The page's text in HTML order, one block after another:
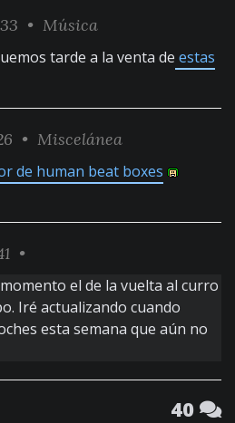
• Música
tarde a la venta de estas
• Miscelánea
de human beat boxes
•
el de la vuelta al curro
Iré actualizando cuando
esta semana que aún no
40